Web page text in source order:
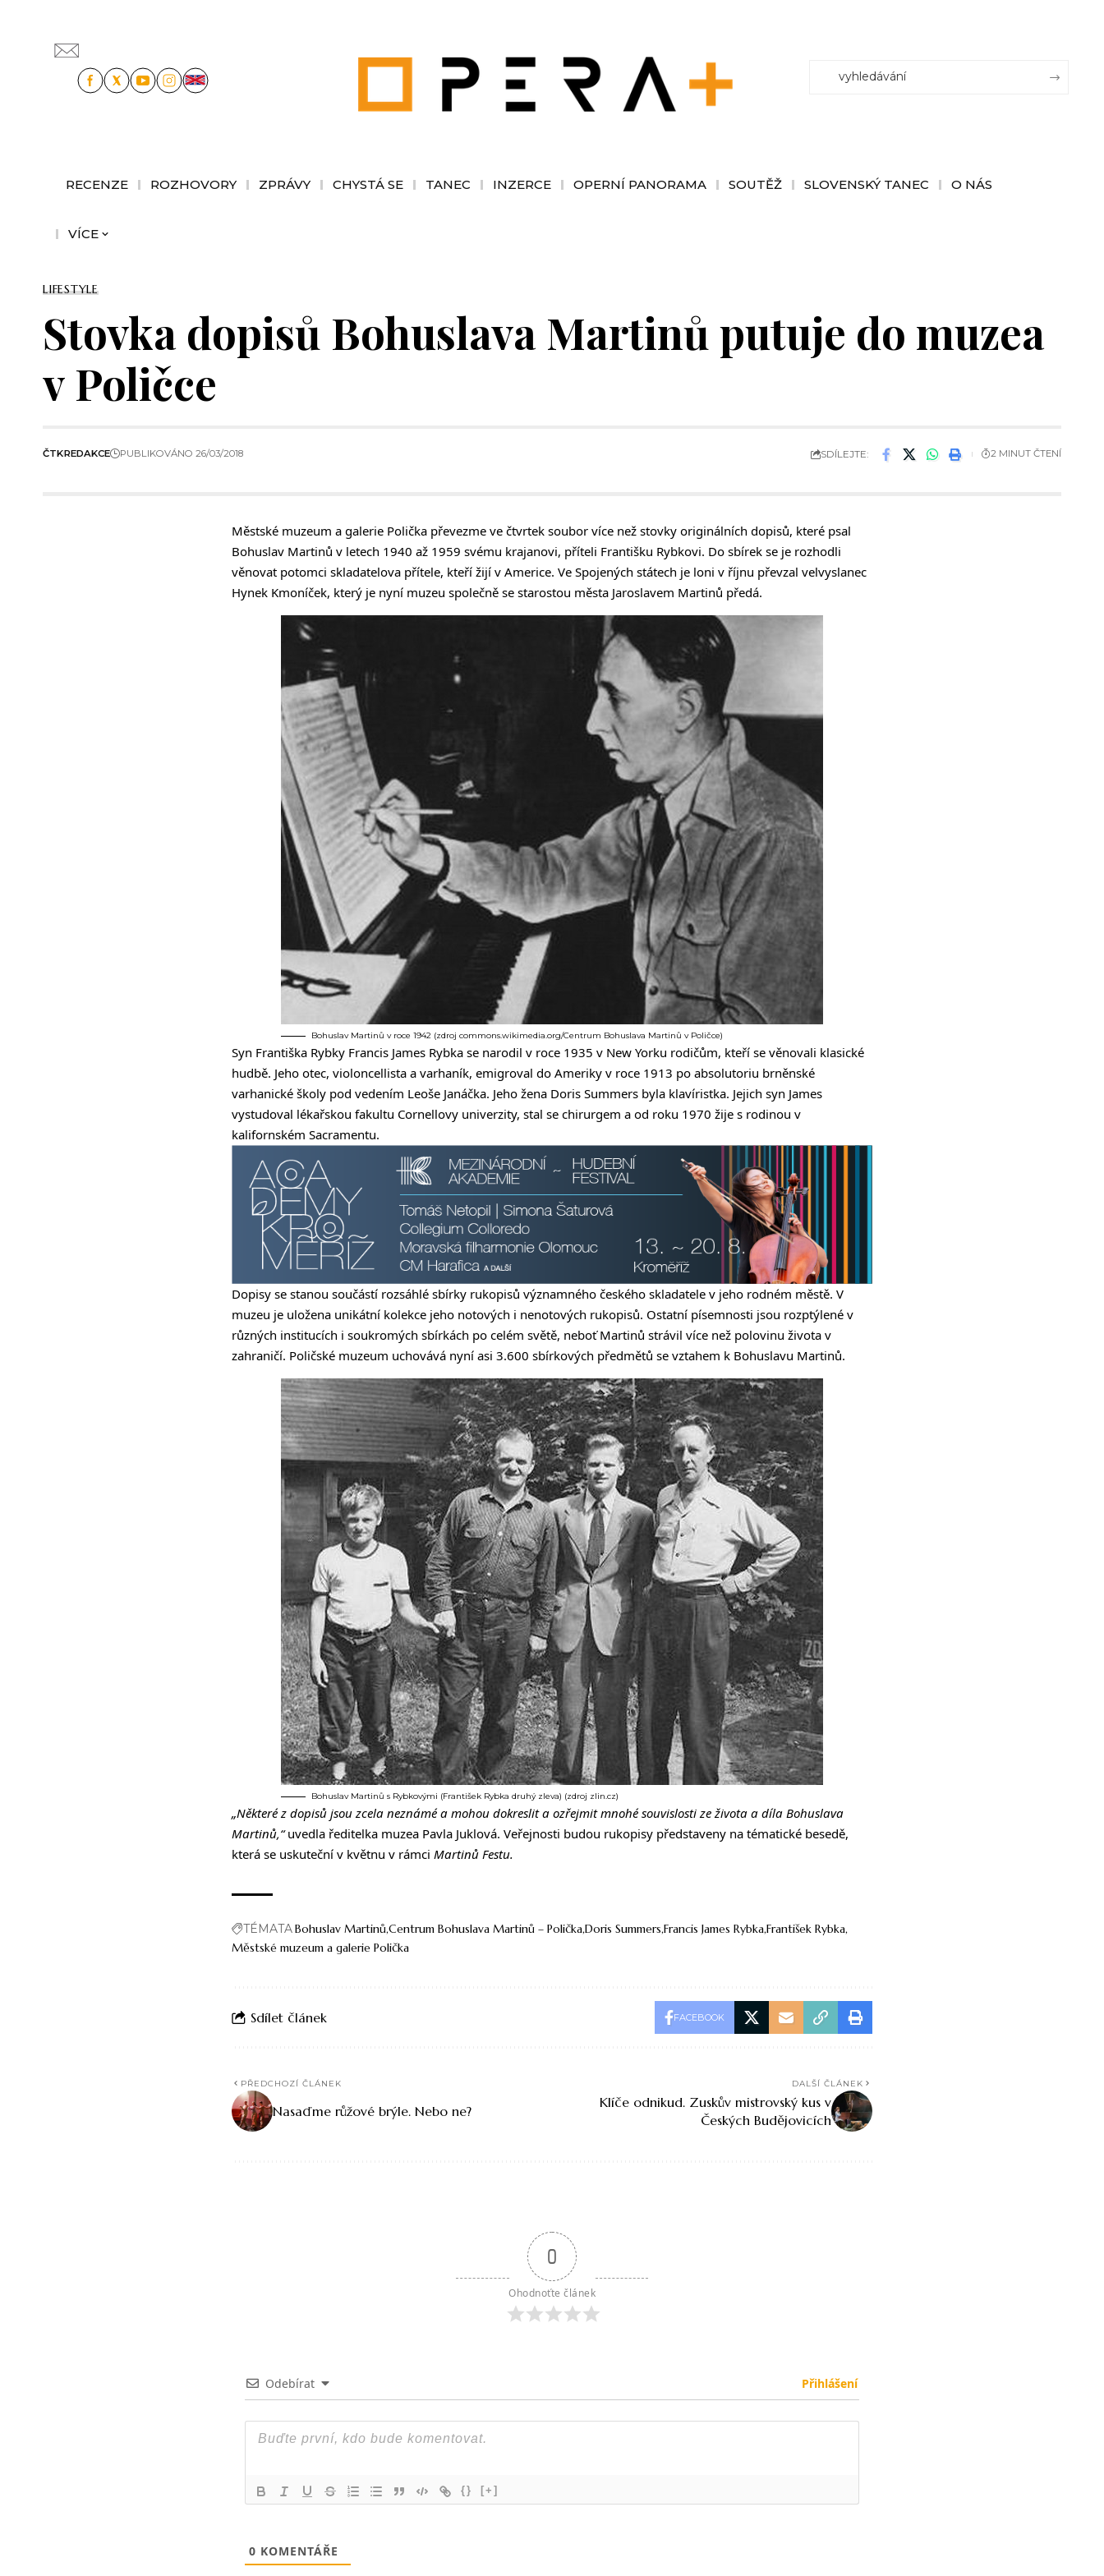
RECENZE ROZHOVORY ZPRÁVY CHYSTÁ SE TANEC INZERCE OPERNÍ PANORAMA SOUTĚŽ SLOVENSKÝ TANEC O NÁS
VÍCE
LIFESTYLE
Stovka dopisů Bohuslava Martinů putuje do muzea
v Poličce
ČTKREDAKCE PUBLIKOVÁNO 26/03/2018 SDÍLEJTE: 2 MINUT ČTENÍ
Městské muzeum a galerie Polička převezme ve čtvrtek soubor více než stovky originálních dopisů, které psal
Bohuslav Martinů v letech 1940 až 1959 svému krajanovi, příteli Františku Rybkovi. Do sbírek se je rozhodli
věnovat potomci skladatelova přítele, kteří žijí v Americe. Ve Spojených státech je loni v říjnu převzal velvyslanec
Hynek Kmoníček, který je nyní muzeu společně se starostou města Jaroslavem Martinů předá.
Bohuslav Martinů v roce 1942 (zdroj commons.wikimedia.org/Centrum Bohuslava Martinů v Poličce)
Syn Františka Rybky Francis James Rybka se narodil v roce 1935 v New Yorku rodičům, kteří se věnovali klasické
hudbě. Jeho otec, violoncellista a varhaník, emigroval do Ameriky v roce 1913 po absolutoriu brněnské
varhanické školy pod vedením Leoše Janáčka. Jeho žena Doris Summers byla klavíristka. Jejich syn James
vystudoval lékařskou fakultu Cornellovy univerzity, stal se chirurgem a od roku 1970 žije s rodinou v
kalifornském Sacramentu.
Dopisy se stanou součástí rozsáhlé sbírky rukopisů významného českého skladatele v jeho rodném městě. V
muzeu je uložena unikátní kolekce jeho notových i nenotových rukopisů. Ostatní písemnosti jsou rozptýlené v
různých institucích i soukromých sbírkách po celém světě, neboť Martinů strávil více než polovinu života v
zahraničí. Poličské muzeum uchovává nyní asi 3.600 sbírkových předmětů se vztahem k Bohuslavu Martinů.
Bohuslav Martinů s Rybkovými (František Rybka druhý zleva) (zdroj zlin.cz)
„Některé z dopisů jsou zcela neznámé a mohou dokreslit a ozřejmit mnohé souvislosti ze života a díla Bohuslava
Martinů,“uvedla ředitelka muzea Pavla Juklová. Veřejnosti budou rukopisy představeny na tématické besedě,
která se uskuteční v květnu v rámci Martinů Festu.
TÉMATABohuslav MartinůCentrum Bohuslava Martinů – PoličkaDoris Summers Francis James RybkaFrantišek Rybka
Městské muzeum a galerie Polička
Sdílet článek FACEBOOK
PŘEDCHOZÍ ČLÁNEK
Nasaďme růžové brýle. Nebo ne?
DALŠÍ ČLÁNEK
Klíče odnikud. Zuskův mistrovský kus v
Českých Budějovicích
0
Ohodnoťte článek
Odebírat Přihlášení
{} [+]
0 KOMENTÁŘE